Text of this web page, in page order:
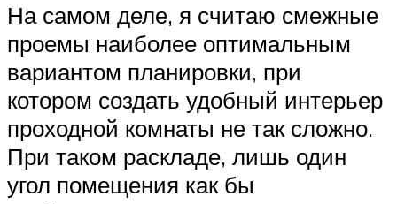
На самом деле, я считаю смежные
проемы наиболее оптимальным
вариантом планировки, при
котором создать удобный интерьер
проходной комнаты не так сложно.
При таком раскладе, лишь один
угол помещения как бы